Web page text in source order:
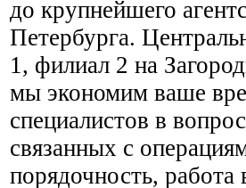
до крупнейшего
Петербурга.
1, филиал 2 на
мы экономим ваше
специалистов в
связанных с
порядочность,